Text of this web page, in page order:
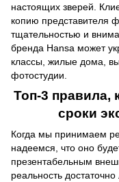
настоящих зверей.
копию представителя
тщательностью и
бренда Hansa может
классы, жилые дома,
фотостудии.
Топ-3 правила,
сроки
Когда мы принимаем
надеемся, что оно
презентабельным
реальность